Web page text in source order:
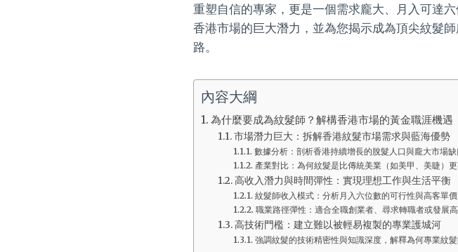
重塑自信的專家，更是一個需求龐大、月入可達
香港市場的巨大潛力，並為您揭示成為頂尖紋髮
路。
內容大綱
為什麼要成為紋髮師？解構香港市場的黃金職涯機遇
市場潛力巨大：拆解香港紋髮市場需求與藍海優勢
數據分析：剖析香港持續增長的脫髮人口與龐大市場缺
產業對比：為何紋髮是比傳統美業（如美甲、美睫）
高收入潛力與時間彈性：實現理想工作與生活平衡
紋髮師收入模式：分析月入六位數的可行性與高客單價
職業路徑彈性：適合全職創業者、尋求轉職者或發展高
高技術門檻：建立難以被輕易複製的專業護城河
強調紋髮的技術精密性與知識深度，解釋為何專業紋髮